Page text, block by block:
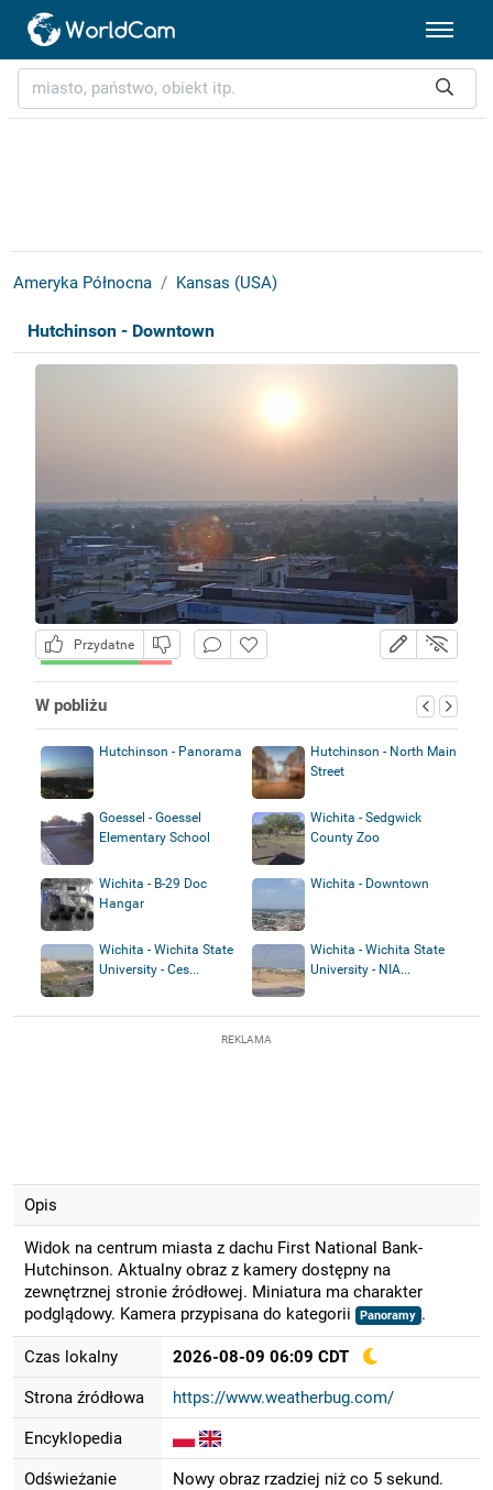
Ameryka Północna Kansas (USA)
Hutchinson - Downtown
Przydatne
W pobliżu
Hutchinson - Panorama
Hutchinson - North Main
Street
Goessel - Goessel
Elementary School
Wichita - Sedgwick
County Zoo
Wichita - B-29 Doc
Hangar
Wichita - Downtown
Wichita - Wichita State
University - Ces...
Wichita - Wichita State
University - NIA...
REKLAMA
Opis
Widok na centrum miasta z dachu First National Bank-
Hutchinson. Aktualny obraz z kamery dostępny na
zewnętrznej stronie źródłowej. Miniatura ma charakter
podglądowy. Kamera przypisana do kategorii
Panoramy .
Czas lokalny 2026-08-09 06:09 CDT
Strona źródłowa https://www.weatherbug.com/
Encyklopedia
Odświeżanie Nowy obraz rzadziej niż co 5 sekund.